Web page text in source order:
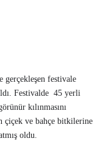
festivale
Festivalde 45 yerli
kılınmasını
çiçek ve bahçe bitkilerine
oldu.